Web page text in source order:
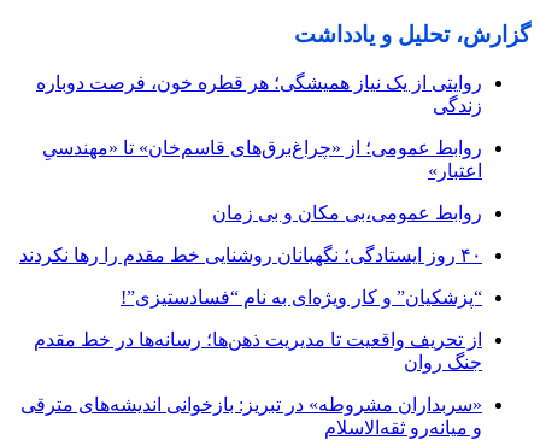
گزارش، تحلیل و یادداشت
روایتی از یک نیاز همیشگی؛ هر قطره خون، فرصت دوباره
زندگی
روابط عمومی؛ از «چراغ‌برق‌های قاسم‌خان» تا «مهندسیِ
اعتبار»
روابط عمومی،بی مکان و بی زمان
۴۰ روز ایستادگی؛ نگهبانان روشنایی خط مقدم را رها نکردند
“پزشکیان” و کار ویژه‌ای به نام “فسادستیزی”!
از تحریف واقعیت تا مدیریت ذهن‌ها؛ رسانه‌ها در خط مقدم
جنگ روان
«سربداران مشروطه» در تبریز: بازخوانی اندیشه‌های مترقی
و میانه‌رو ثقه‌الاسلام